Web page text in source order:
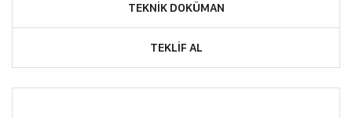
TEKNIK DOKÜMAN
TEKLIF AL